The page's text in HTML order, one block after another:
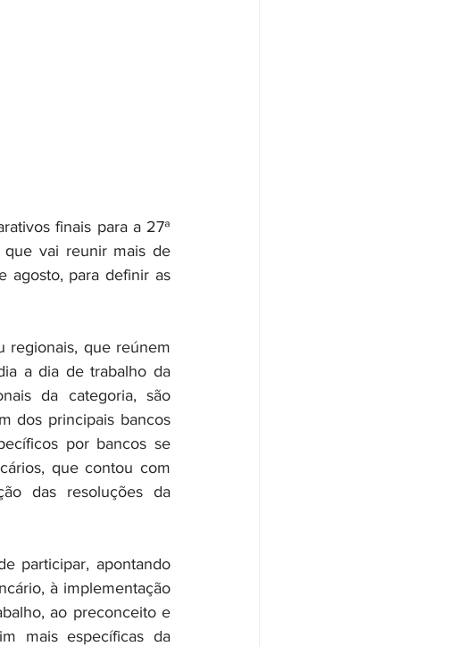
finais para a 27ª
que vai reunir mais de
agosto, para definir as
regionais, que reúnem
a dia de trabalho da
da categoria, são
dos principais bancos
por bancos se
que contou com
das resoluções da
participar, apontando
à implementação
ao preconceito e
mais específicas da